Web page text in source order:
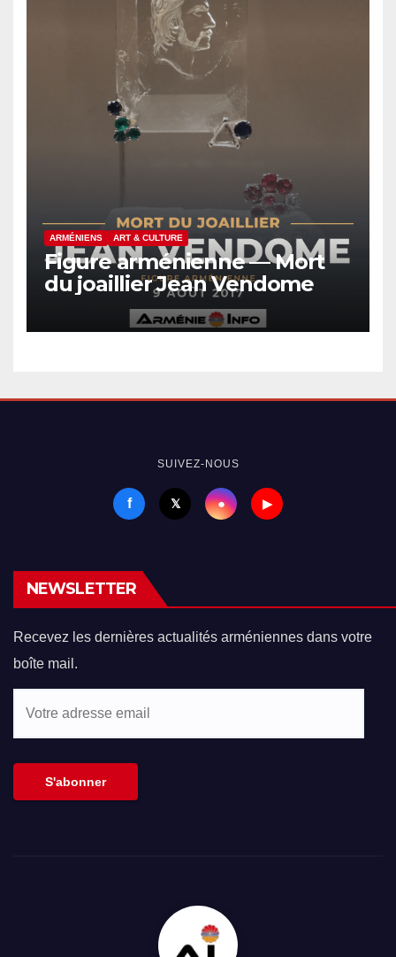
ARMÉNIENS ART & CULTURE
Figure arménienne — Mort
du joaillier Jean Vendome
SUIVEZ-NOUS
f 𝕏 ● ▶
NEWSLETTER
Recevez les dernières actualités arméniennes dans votre
boîte mail.
S'abonner